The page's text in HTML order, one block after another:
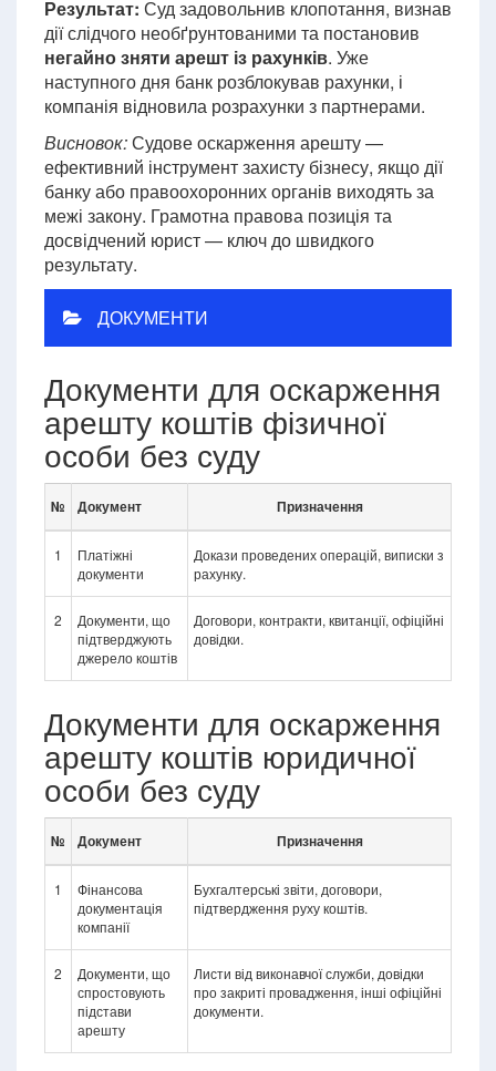
Результат: Суд задовольнив клопотання, визнав
дії слідчого необґрунтованими та постановив
негайно зняти арешт із рахунків. Уже
наступного дня банк розблокував рахунки, і
компанія відновила розрахунки з партнерами.
Висновок:Судове оскарження арешту —
ефективний інструмент захисту бізнесу, якщо дії
банку або правоохоронних органів виходять за
межі закону. Грамотна правова позиція та
досвідчений юрист — ключ до швидкого
результату.
ДОКУМЕНТИ
Документи для оскарження
арешту коштів фізичної
особи без суду
№ Документ Призначення
1
Платіжні
документи
Докази проведених операцій, виписки з
рахунку.
2
Документи, що
підтверджують
джерело коштів
Договори, контракти, квитанції, офіційні
довідки.
Документи для оскарження
арешту коштів юридичної
особи без суду
№ Документ Призначення
1
Фінансова
документація
компанії
Бухгалтерські звіти, договори,
підтвердження руху коштів.
2
Документи, що
спростовують
підстави
арешту
Листи від виконавчої служби, довідки
про закриті провадження, інші офіційні
документи.